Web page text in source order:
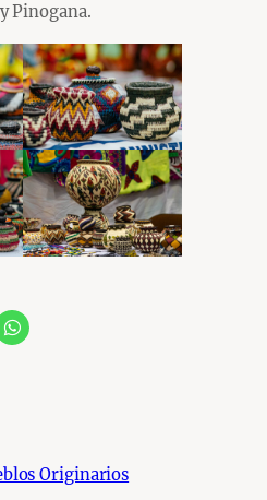
Pinogana.
Originarios